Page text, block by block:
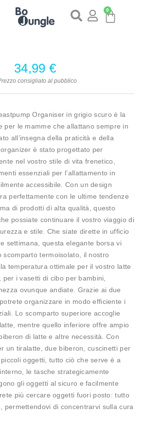
0
34,99 €
consigliato al pubblico
Organiser in grigio scuro è la
per le mamme che allattano sempre in
all’insegna della praticità e della
è stato progettato per
nel vostro stile di vita frenetico,
essenziali per l’allattamento in
accessibile. Con un design
perfettamente con le ultime tendenze
di prodotti di alta qualità, questo
possiate continuare il vostro viaggio di
e stile. Che siate dirette in ufficio
settimana, questa elegante borsa vi
scomparto termoisolato, il nostro
temperatura ottimale per il vostro latte
i vasetti di cibo per bambini,
ovunque andiate. Grazie ai due
organizzare in modo efficiente i
Lo scomparto superiore accoglie
mentre quello inferiore offre ampio
di latte e altre necessità. Con
un tiralatte, due biberon, cuscinetti per
oggetti, tutto ciò che serve è a
le tasche strategicamente
gli oggetti al sicuro e facilmente
più cercare oggetti fuori posto: tutto
permettendovi di concentrarvi sulla cura